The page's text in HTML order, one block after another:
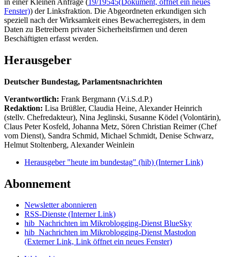
Fenster)) der Linksfraktion. Die Abgeordneten erkundigen sich
speziell nach der Wirksamkeit eines Bewacherregisters, in dem
Daten zu Betreibern privater Sicherheitsfirmen und deren
Beschäftigten erfasst werden.
Herausgeber
Deutscher Bundestag, Parlamentsnachrichten
Verantwortlich: Frank Bergmann (V.i.S.d.P.)
Redaktion: Lisa Brüßler, Claudia Heine, Alexander Heinrich
(stellv. Chefredakteur), Nina Jeglinski, Susanne Ködel (Volontärin),
Claus Peter Kosfeld, Johanna Metz, Sören Christian Reimer (Chef
vom Dienst), Sandra Schmid, Michael Schmidt, Denise Schwarz,
Helmut Stoltenberg, Alexander Weinlein
Herausgeber "heute im bundestag" (hib) (Interner Link)
Abonnement
Newsletter abonnieren
RSS-Dienste (Interner Link)
hib_Nachrichten im Mikroblogging-Dienst BlueSky
hib_Nachrichten im Mikroblogging-Dienst Mastodon
(Externer Link, Link öffnet ein neues Fenster)